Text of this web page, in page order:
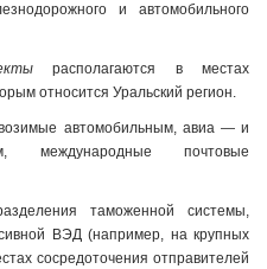
и автомобильного
располагаются в местах
относится Уральский регион.
автомобильным, авиа — и
международные почтовые
таможенной системы,
ВЭД (например, на крупных
сосредоточения отправителей